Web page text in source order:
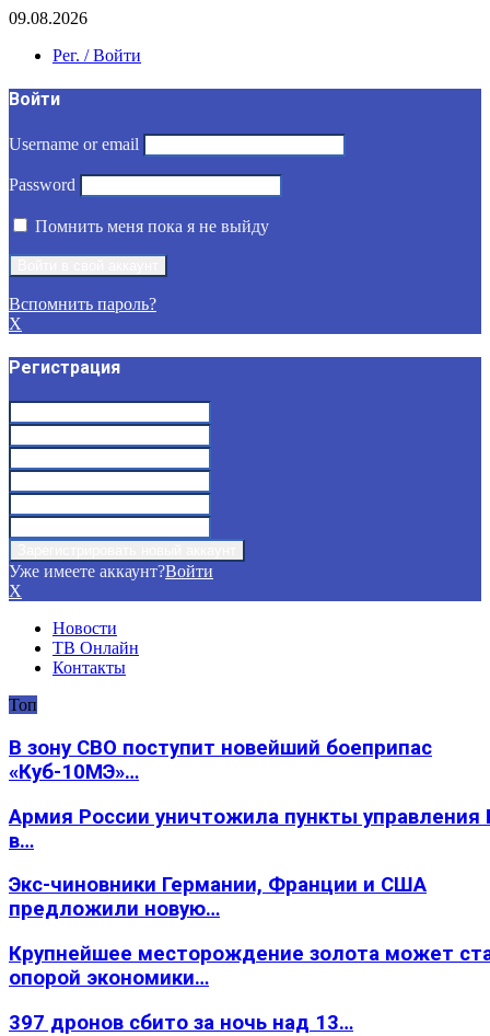
09.08.2026
Рег. / Войти
Войти
Username or email
Password
Помнить меня пока я не выйду
Вспомнить пароль?
X
Регистрация
Уже имеете аккаунт?Войти
X
Новости
ТВ Онлайн
Контакты
Топ
В зону СВО поступит новейший боеприпас
«Куб-10МЭ»…
Армия России уничтожила пункты
в…
Экс-чиновники Германии, Франции и США
предложили новую…
Крупнейшее месторождение золота может
опорой экономики…
397 дронов сбито за ночь над 13…